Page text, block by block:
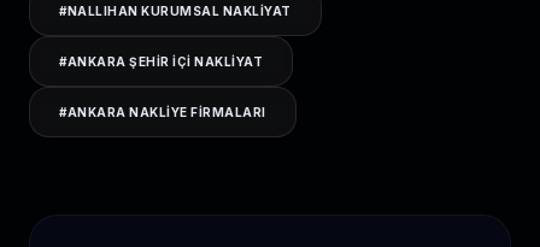
#NALLIHAN KURUMSAL NAKLIYAT
#ANKARA ŞEHIR IÇI NAKLIYAT
#ANKARA NAKLIYE FIRMALARI